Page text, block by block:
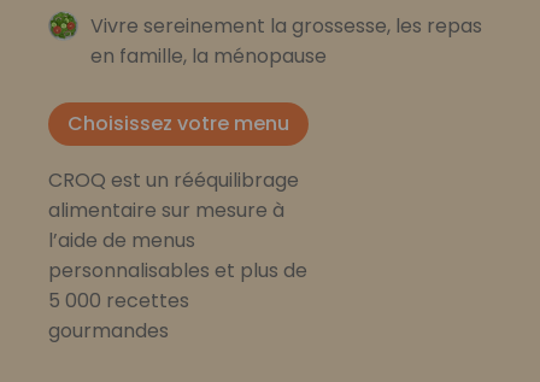
Vivre sereinement la grossesse, les repas
en famille, la ménopause
Choisissez votre menu
CROQ est un rééquilibrage
alimentaire sur mesure à
l’aide de menus
personnalisables et plus de
5 000 recettes
gourmandes